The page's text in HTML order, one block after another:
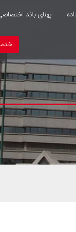
پهنای باند